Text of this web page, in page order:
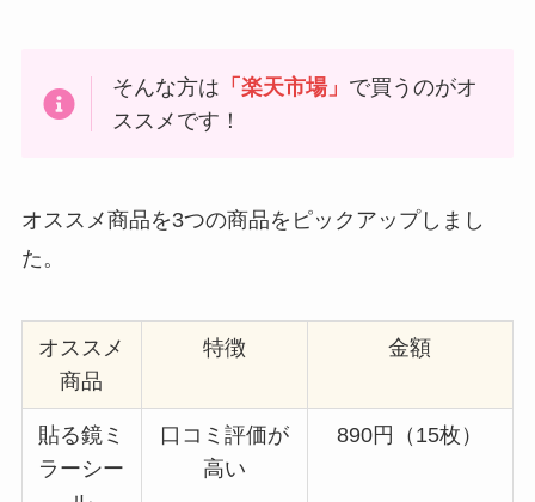
そんな方は 「楽天市場」 で買うのがオ
ススメです！
オススメ商品を3つの商品をピックアップしまし
た。
オススメ
商品
特徴 金額
貼る鏡ミ
ラーシー
口コミ評価が
高い
890円（15枚）